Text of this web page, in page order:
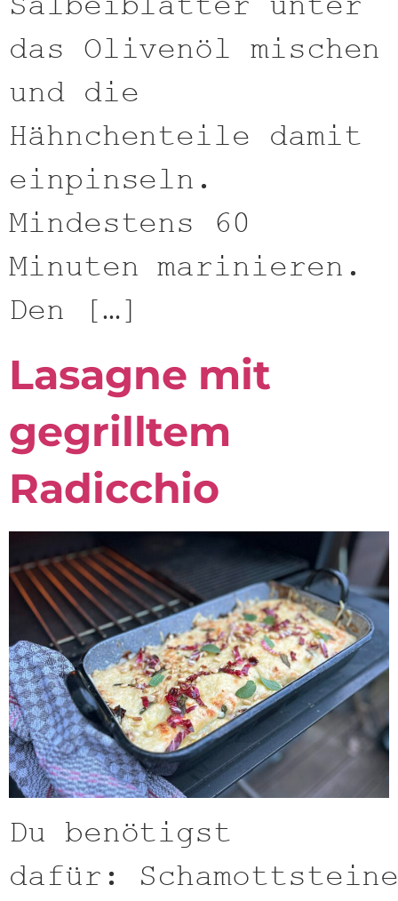
das Olivenöl mischen
und die
Hähnchenteile damit
einpinseln.
Mindestens 60
Minuten marinieren.
Den […]
Lasagne mit
gegrilltem
Radicchio
Du benötigst
dafür: